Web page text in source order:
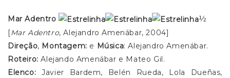
Mar Adentro
½
[Mar Adentro, Alejandro Amenábar, 2004]
Direção, Montagem: e Música: Alejandro Amenábar.
Roteiro: Alejando Amenábar e Mateo Gil.
Elenco: Javier Bardem, Belén Rueda, Lola Dueñas,